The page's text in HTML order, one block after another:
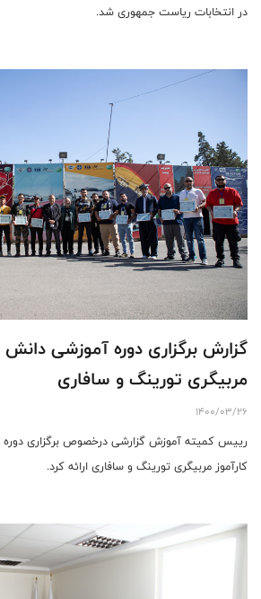
در انتخابات ریاست جمهوری شد.
گزارش برگزاری دوره آموزشی دانش
مربیگری تورینگ و سافاری
1400/03/26
رییس کمیته آموزش گزارشی درخصوص برگزاری دوره
کارآموز مربیگری تورینگ و سافاری ارائه کرد.